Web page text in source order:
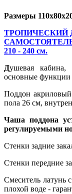
Размеры
ТРОПИЧЕСКИЙ
210 - 240 см.
Душевая кабина,
основные функции
Поддон
пола 26 см,
Чаша поддона
регулируемыми
Стенки задние
Стенки передние
Смеситель латунь
плохой воде -